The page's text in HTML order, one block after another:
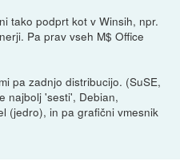
tako podprt kot v Winsih, npr.
Pa prav vseh M$ Office
pa zadnjo distribucijo. (SuSE,
najbolj 'sesti', Debian,
(jedro), in pa grafični vmesnik